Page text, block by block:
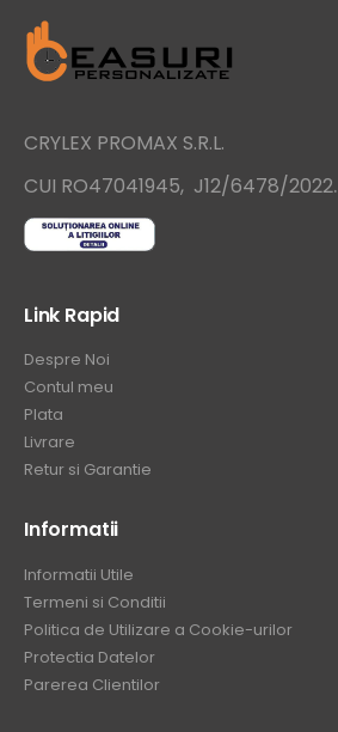
CRYLEX PROMAX S.R.L.
CUI RO47041945, J12/6478/2022.
Link Rapid
Despre Noi
Contul meu
Plata
Livrare
Retur si Garantie
Informatii
Informatii Utile
Termeni si Conditii
Politica de Utilizare a Cookie-urilor
Protectia Datelor
Parerea Clientilor